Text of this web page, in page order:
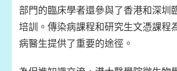
部門的臨床學者還參與了香港和深圳
培訓。傳染病課程和研究生文憑課程
病醫生提供了重要的途徑。